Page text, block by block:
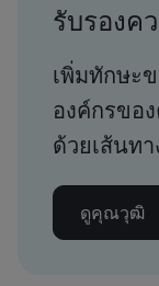
รับรองค
เพิ่มทักษะ
องค์กรขอ
ด้วยเส้นท
ดูคุณวุฒิ